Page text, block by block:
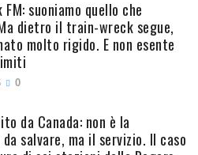
FM: suoniamo quello che
dietro il train-wreck segue,
molto rigido. E non esente
0
da Canada: non è la
salvare, ma il servizio. Il caso